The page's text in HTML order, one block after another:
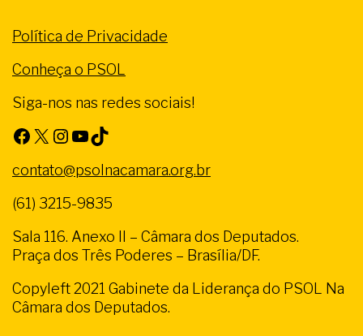
Política de Privacidade
Conheça o PSOL
Siga-nos nas redes sociais!
Facebook X Instagram Youtube TikTok
contato@psolnacamara.org.br
(61) 3215-9835
Sala 116. Anexo II – Câmara dos Deputados.
Praça dos Três Poderes – Brasília/DF.
Copyleft 2021 Gabinete da Liderança do PSOL Na
Câmara dos Deputados.